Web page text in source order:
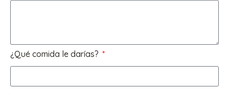
¿Qué comida le darías?